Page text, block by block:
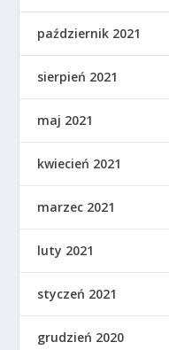
październik 2021
sierpień 2021
maj 2021
kwiecień 2021
marzec 2021
luty 2021
styczeń 2021
grudzień 2020